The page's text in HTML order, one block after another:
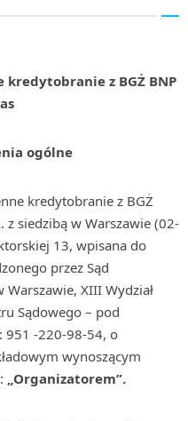
kredytobranie z BGŻ BNP
ogólne
kredytobranie z BGŻ
z siedzibą w Warszawie (02-
13, wpisana do
przez Sąd
XIII Wydział
Sądowego – pod
951 -220-98-54, o
wynoszącym
„Organizatorem”.